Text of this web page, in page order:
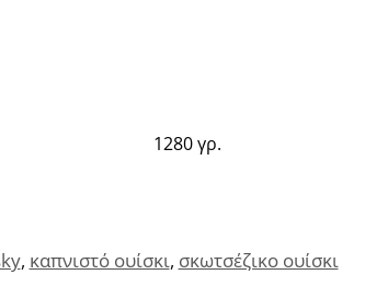
1280 γρ.
, καπνιστό ουίσκι, σκωτσέζικο ουίσκι